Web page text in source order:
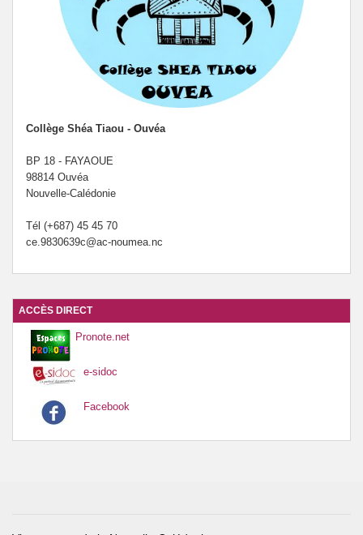
Collège Shéa Tiaou - Ouvéa
BP 18 - FAYAOUE
98814 Ouvéa
Nouvelle-Calédonie
Tél (+687) 45 45 70
ce.9830639c@ac-noumea.nc
ACCÈS DIRECT
Pronote.net
e-sidoc
Facebook